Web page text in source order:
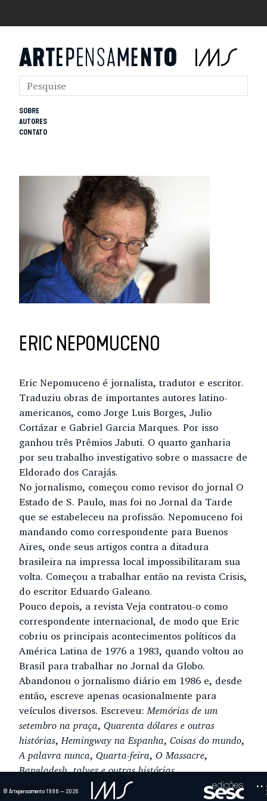
SOBRE
AUTORES
CONTATO
ERIC NEPOMUCENO
Eric Nepomuceno é jornalista, tradutor e escritor.
Traduziu obras de importantes autores latino-
americanos, como Jorge Luis Borges, Julio
Cortázar e Gabriel Garcia Marques. Por isso
ganhou três Prêmios Jabuti. O quarto ganharia
por seu trabalho investigativo sobre o massacre de
Eldorado dos Carajás.
No jornalismo, começou como revisor do jornal O
Estado de S. Paulo, mas foi no Jornal da Tarde
que se estabeleceu na profissão. Nepomuceno foi
mandando como correspondente para Buenos
Aires, onde seus artigos contra a ditadura
brasileira na impressa local impossibilitaram sua
volta. Começou a trabalhar então na revista Crisis,
do escritor Eduardo Galeano.
Pouco depois, a revista Veja contratou-o como
correspondente internacional, de modo que Eric
cobriu os principais acontecimentos políticos da
América Latina de 1976 a 1983, quando voltou ao
Brasil para trabalhar no Jornal da Globo.
Abandonou o jornalismo diário em 1986 e, desde
então, escreve apenas ocasionalmente para
veículos diversos. Escreveu: Memórias de um
setembro na praça, Quarenta dólares e outras
histórias, Hemingway na Espanha, Coisas do mundo,
A palavra nunca, Quarta-feira, O Massacre,
Bangladesh, talvez e outras histórias.
© Artepensamento 1996 — 2026